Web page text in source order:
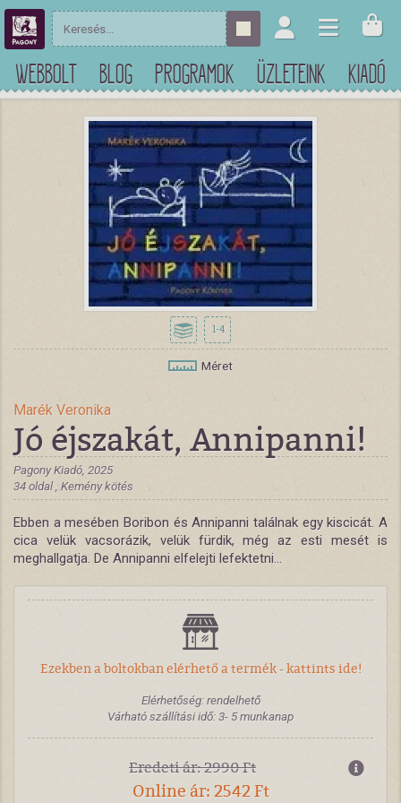
WEBBOLT BLOG PROGRAMOK ÜZLETEINK KIADÓ
1-4
Méret
Marék Veronika
Jó éjszakát, Annipanni!
Pagony Kiadó, 2025
34 oldal , Kemény kötés
Ebben a mesében Boribon és Annipanni találnak egy kiscicát. A
cica velük vacsorázik, velük fürdik, még az esti mesét is
meghallgatja. De Annipanni elfelejti lefektetni...
Ezekben a boltokban elérhető a termék - kattints ide!
Elérhetőség: rendelhető
Várható szállítási idő: 3- 5 munkanap
Eredeti ár: 2990 Ft
Online ár: 2542 Ft